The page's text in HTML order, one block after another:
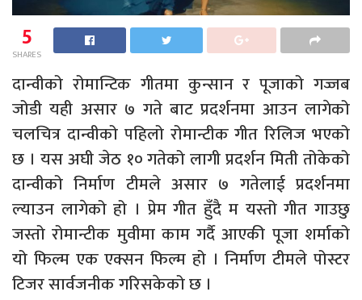
5
SHARES
दान्वीको रोमान्टिक गीतमा कुन्सान र पूजाको गज्जब
जोडी यही असार ७ गते बाट प्रदर्शनमा आउन लागेको
चलचित्र दान्वीको पहिलो रोमान्टीक गीत रिलिज भएको
छ । यस अघी जेठ १० गतेको लागी प्रदर्शन मिती तोकेको
दान्वीको निर्माण टीमले असार ७ गतेलाई प्रदर्शनमा
ल्याउन लागेको हो । प्रेम गीत हुँदै म यस्तो गीत गाउछु
जस्तो रोमान्टीक मुवीमा काम गर्दै आएकी पूजा शर्माको
यो फिल्म एक एक्सन फिल्म हो । निर्माण टीमले पोस्टर
टिजर सार्वजनीक गरिसकेको छ ।